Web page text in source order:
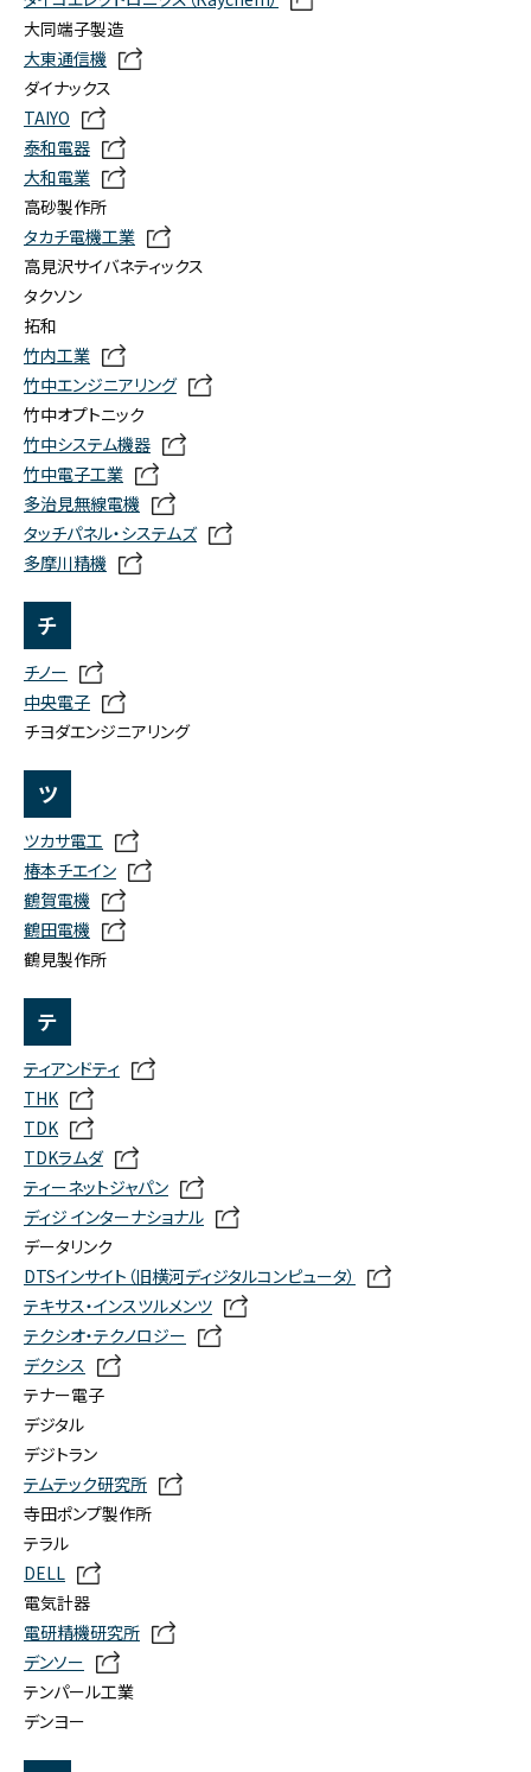
大同端子製造
大東通信機
ダイナックス
TAIYO
泰和電器
大和電業
高砂製作所
タカチ電機工業
高見沢サイバネティックス
タクソン
拓和
竹内工業
竹中エンジニアリング
竹中オプトニック
竹中システム機器
竹中電子工業
多治見無線電機
タッチパネル・システムズ
多摩川精機
チ
チノー
中央電子
チヨダエンジニアリング
ツ
ツカサ電工
椿本チエイン
鶴賀電機
鶴田電機
鶴見製作所
テ
ティアンドティ
THK
TDK
TDKラムダ
ティーネットジャパン
ディジ インターナショナル
データリンク
DTSインサイト（旧横河ディジタルコンピュータ）
テキサス・インスツルメンツ
テクシオ・テクノロジー
デクシス
テナー電子
デジタル
デジトラン
テムテック研究所
寺田ポンプ製作所
テラル
DELL
電気計器
電研精機研究所
デンソー
テンパール工業
デンヨー